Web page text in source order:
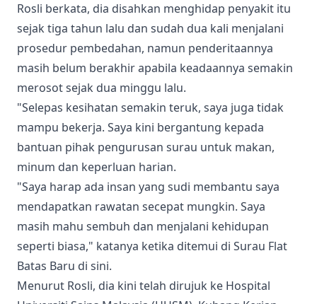
​Rosli berkata, dia disahkan menghidap penyakit itu
sejak tiga tahun lalu dan sudah dua kali menjalani
prosedur pembedahan, namun penderitaannya
masih belum berakhir apabila keadaannya semakin
merosot sejak dua minggu lalu.
​"Selepas kesihatan semakin teruk, saya juga tidak
mampu bekerja. Saya kini bergantung kepada
bantuan pihak pengurusan surau untuk makan,
minum dan keperluan harian.
​"Saya harap ada insan yang sudi membantu saya
mendapatkan rawatan secepat mungkin. Saya
masih mahu sembuh dan menjalani kehidupan
seperti biasa," katanya ketika ditemui di Surau Flat
Batas Baru di sini.
​Menurut Rosli, dia kini telah dirujuk ke Hospital